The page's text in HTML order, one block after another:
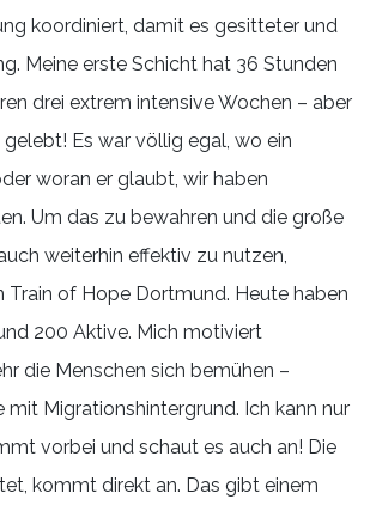
koordiniert, damit es gesitteter und
Meine erste Schicht hat 36 Stunden
drei extrem intensive Wochen – aber
gelebt! Es war völlig egal, wo ein
woran er glaubt, wir haben
Um das zu bewahren und die große
weiterhin effektiv zu nutzen,
Train of Hope Dortmund. Heute haben
200 Aktive. Mich motiviert
die Menschen sich bemühen –
mit Migrationshintergrund. Ich kann nur
vorbei und schaut es auch an! Die
kommt direkt an. Das gibt einem